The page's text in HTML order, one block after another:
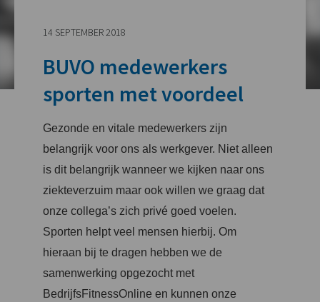
14 SEPTEMBER 2018
BUVO medewerkers
sporten met voordeel
Gezonde en vitale medewerkers zijn
belangrijk voor ons als werkgever. Niet alleen
is dit belangrijk wanneer we kijken naar ons
ziekteverzuim maar ook willen we graag dat
onze collega’s zich privé goed voelen.
Sporten helpt veel mensen hierbij. Om
hieraan bij te dragen hebben we de
samenwerking opgezocht met
BedrijfsFitnessOnline en kunnen onze